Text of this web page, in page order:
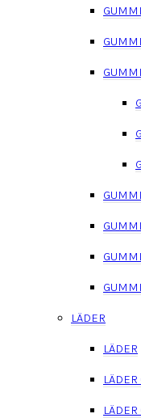
LÄDER
LÄDER